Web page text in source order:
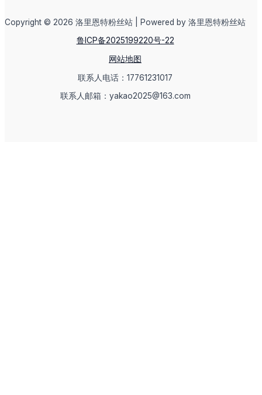
Copyright © 2026 洛里恩特粉丝站 | Powered by 洛里恩特粉丝站
鲁ICP备2025199220号-22
网站地图
联系人电话：17761231017
联系人邮箱：yakao2025@163.com